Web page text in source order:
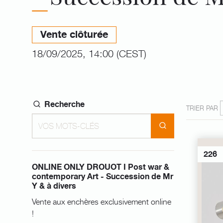
Vente clôturée
18/09/2025, 14:00 (CEST)
Recherche
ONLINE ONLY DROUOT I Post war &
contemporary Art - Succession de Mr
Y & à divers
Vente aux enchères exclusivement online
!
TRIER PAR
226